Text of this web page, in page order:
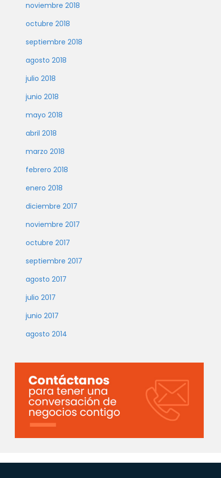
noviembre 2018
octubre 2018
septiembre 2018
agosto 2018
julio 2018
junio 2018
mayo 2018
abril 2018
marzo 2018
febrero 2018
enero 2018
diciembre 2017
noviembre 2017
octubre 2017
septiembre 2017
agosto 2017
julio 2017
junio 2017
agosto 2014